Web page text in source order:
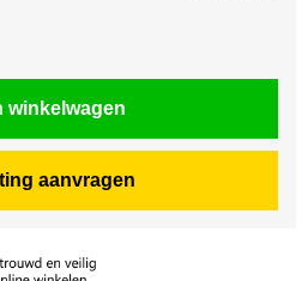
winkelwagen
aanvragen